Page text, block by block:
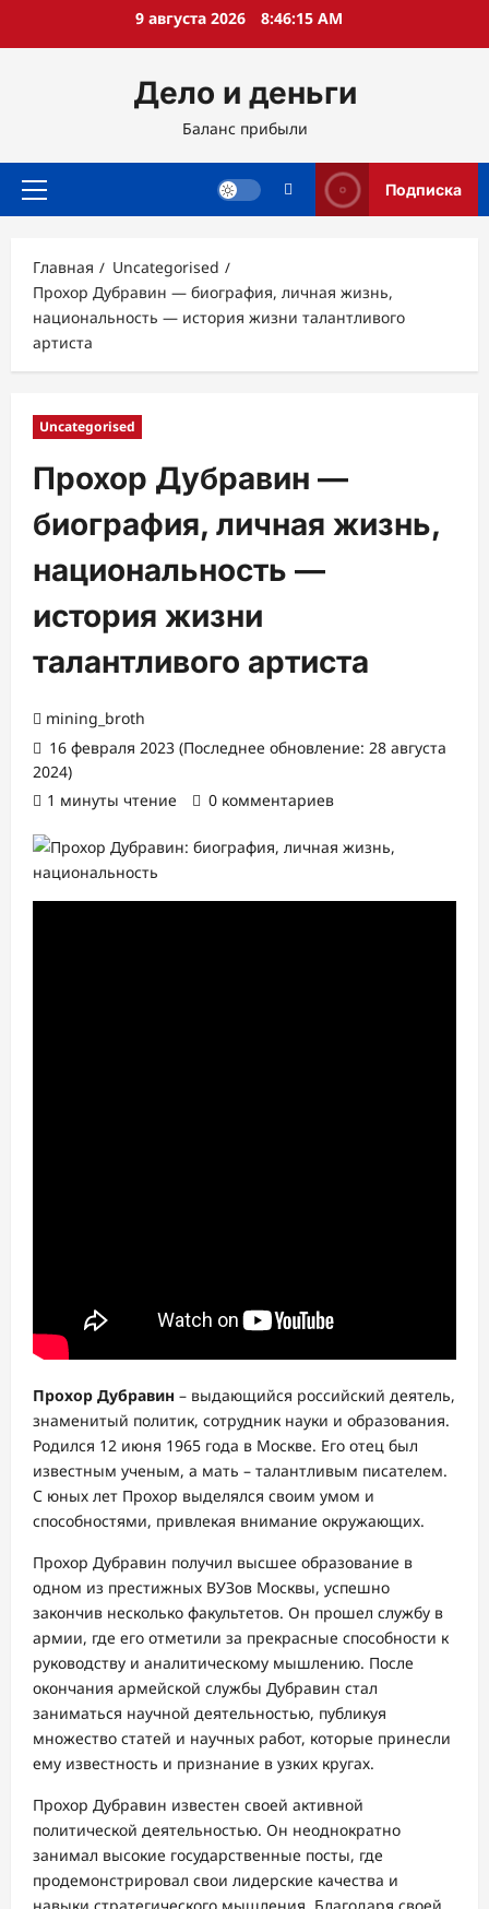
9 августа 2026 8:46:16 AM
Дело и деньги
Баланс прибыли
Основное
Подписка
Главная
Uncategorised
Прохор Дубравин — биография, личная жизнь,
национальность — история жизни талантливого
артиста
Uncategorised
Прохор Дубравин —
биография, личная жизнь,
национальность —
история жизни
талантливого артиста
mining_broth
16 февраля 2023 (Последнее обновление: 28 августа
2024)
1 минуты чтение
0 комментариев
Прохор Дубравин – выдающийся российский деятель,
знаменитый политик, сотрудник науки и образования.
Родился 12 июня 1965 года в Москве. Его отец был
известным ученым, а мать – талантливым писателем.
С юных лет Прохор выделялся своим умом и
способностями, привлекая внимание окружающих.
Прохор Дубравин получил высшее образование в
одном из престижных ВУЗов Москвы, успешно
закончив несколько факультетов. Он прошел службу в
армии, где его отметили за прекрасные способности к
руководству и аналитическому мышлению. После
окончания армейской службы Дубравин стал
заниматься научной деятельностью, публикуя
множество статей и научных работ, которые принесли
ему известность и признание в узких кругах.
Прохор Дубравин известен своей активной
политической деятельностью. Он неоднократно
занимал высокие государственные посты, где
продемонстрировал свои лидерские качества и